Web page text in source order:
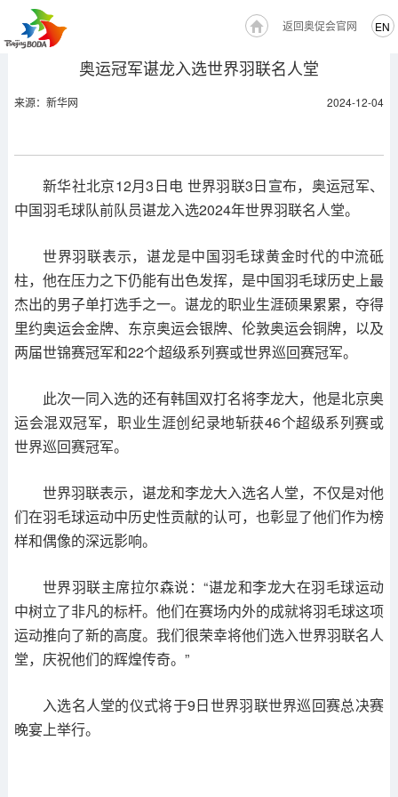
EN
返回奥促会官网
奥运冠军谌龙入选世界羽联名人堂
来源：新华网 2024-12-04
新华社北京12月3日电 世界羽联3日宣布，奥运冠军、
中国羽毛球队前队员谌龙入选2024年世界羽联名人堂。
世界羽联表示，谌龙是中国羽毛球黄金时代的中流砥
柱，他在压力之下仍能有出色发挥，是中国羽毛球历史上最
杰出的男子单打选手之一。谌龙的职业生涯硕果累累，夺得
里约奥运会金牌、东京奥运会银牌、伦敦奥运会铜牌，以及
两届世锦赛冠军和22个超级系列赛或世界巡回赛冠军。
此次一同入选的还有韩国双打名将李龙大，他是北京奥
运会混双冠军，职业生涯创纪录地斩获46个超级系列赛或
世界巡回赛冠军。
世界羽联表示，谌龙和李龙大入选名人堂，不仅是对他
们在羽毛球运动中历史性贡献的认可，也彰显了他们作为榜
样和偶像的深远影响。
世界羽联主席拉尔森说：“谌龙和李龙大在羽毛球运动
中树立了非凡的标杆。他们在赛场内外的成就将羽毛球这项
运动推向了新的高度。我们很荣幸将他们选入世界羽联名人
堂，庆祝他们的辉煌传奇。”
入选名人堂的仪式将于9日世界羽联世界巡回赛总决赛
晚宴上举行。